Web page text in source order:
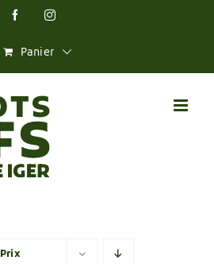
FacebookInstagram
Panier
Prix